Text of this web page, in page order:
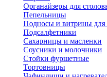
Органайзеры для
Пепельницы
Подносы и витрины для
Подсалфетники
Сахарницы и масленки
Соусники и молочники
Стойки фуршетные
Тортовницы